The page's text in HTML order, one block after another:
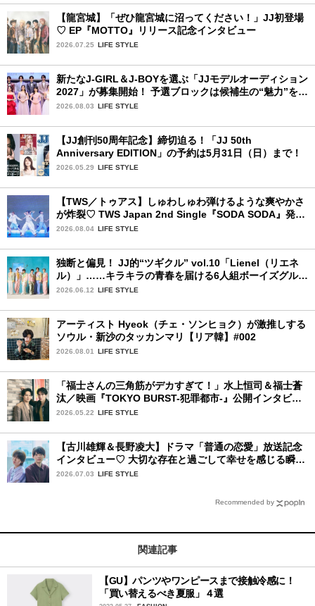
【龍宮城】「ぜひ龍宮城に沼ってください！」JJ初登場
♡ EP『MOTTO』リリース記念インタビュー
2026.07.25 LIFE STYLE
新たなJ-GIRL＆J-BOYを選ぶ「JJモデルオーディション
2027」が募集開始！ 予選ブロックは候補生の“魅力”を重
視した「新システム」に変わります
2026.08.03 LIFE STYLE
【JJ創刊50周年記念】締切迫る！「JJ 50th
Anniversary EDITION」の予約は5月31日（日）まで！
2026.05.29 LIFE STYLE
【TWS／トゥアス】しゅわしゅわ弾けるような爽やかさ
が炸裂♡ TWS Japan 2nd Single『SODA SODA』発売
記念SPECIAL SHOWCASEを詳細レポ
2026.08.04 LIFE STYLE
独断と偏見！ JJ的“ツギクル” vol.10「Lienel（リエネ
ル）」……キラキラの青春を届ける6人組ボーイズグルー
プ
2026.06.12 LIFE STYLE
アーティスト Hyeok（チェ・ソンヒョク）が激推しする
ソウル・新沙のタッカンマリ【リア韓】#002
2026.08.01 LIFE STYLE
「福士さんの三角筋がデカすぎて！」水上恒司＆福士蒼
汰／映画『TOKYO BURST-犯罪都市-』公開インタビュ
ー
2026.05.22 LIFE STYLE
【古川雄輝＆長野凌大】ドラマ「普通の恋愛」放送記念
インタビュー♡ 大切な存在と過ごして幸せを感じる瞬間
は？
2026.07.03 LIFE STYLE
Recommended by
関連記事
【GU】パンツやワンピースまで接触冷感に！
「買い替えるべき夏服」４選